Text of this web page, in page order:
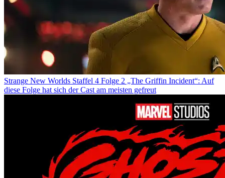
Strange New Worlds Staffel 4 Folge 2 „The Griffin Incident“: Auf
diese Folge hat sich der Cast am meisten gefreut